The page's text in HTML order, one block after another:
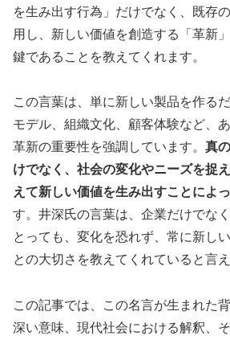
を生み出す行為」だけでなく、既存
用し、新しい価値を創造する「革新
鍵であることを教えてくれます。
この言葉は、単に新しい製品を作る
モデル、組織文化、顧客体験など、
革新の重要性を強調しています。 真
けでなく、社会の変化やニーズを捉
えて新しい価値を生み出すことによ
す。井深氏の言葉は、企業だけでな
とっても、変化を恐れず、常に新し
との大切さを教えてくれていると言え
この記事では、この名言が生まれた
深い意味、現代社会における解釈、